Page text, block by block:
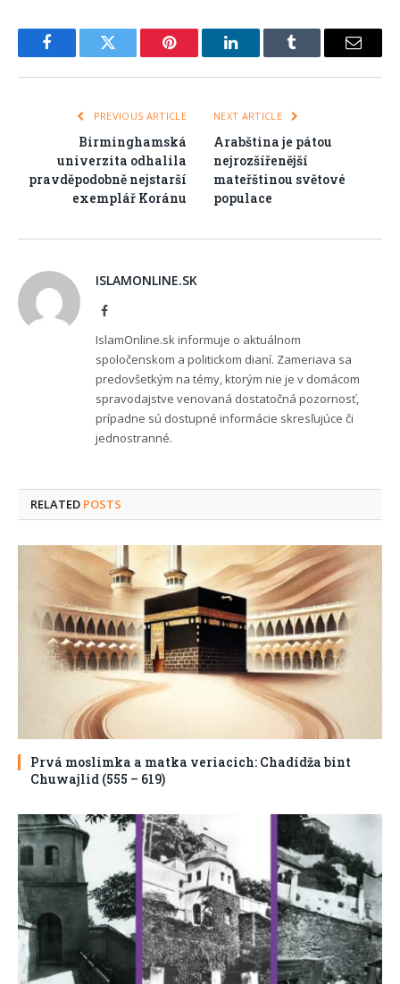
FacebookTwitter Pinterest LinkedInTumblr Email
PREVIOUS ARTICLE
Birminghamská
univerzita odhalila
pravděpodobně nejstarší
exemplář Koránu
NEXT ARTICLE
Arabština je pátou
nejrozšířenější
mateřštinou světové
populace
ISLAMONLINE.SK
Facebook
IslamOnline.sk informuje o aktuálnom
spoločenskom a politickom dianí. Zameriava sa
predovšetkým na témy, ktorým nie je v domácom
spravodajstve venovaná dostatočná pozornosť,
prípadne sú dostupné informácie skresľujúce či
jednostranné.
RELATED POSTS
Prvá moslimka a matka veriacich: Chadídža bint
Chuwajlid (555 – 619)